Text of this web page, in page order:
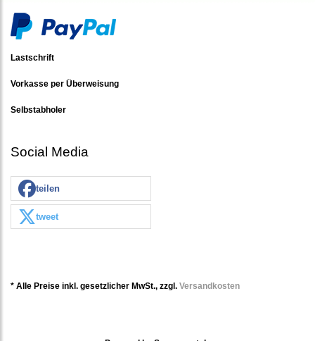
Lastschrift
Vorkasse per Überweisung
Selbstabholer
Social Media
teilen
tweet
* Alle Preise inkl. gesetzlicher MwSt., zzgl. Versandkosten